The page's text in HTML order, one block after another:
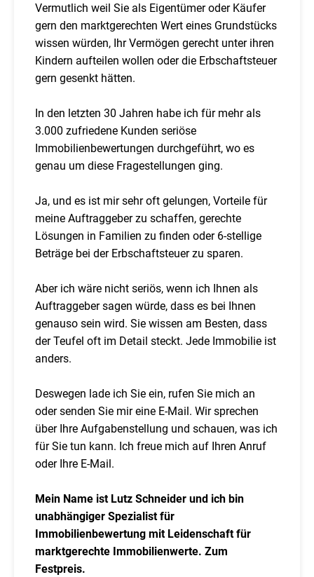
Vermutlich weil Sie als Eigentümer oder Käufer
gern den marktgerechten Wert eines Grundstücks
wissen würden, Ihr Vermögen gerecht unter ihren
Kindern aufteilen wollen oder die Erbschaftsteuer
gern gesenkt hätten.
In den letzten 30 Jahren habe ich für mehr als
3.000 zufriedene Kunden seriöse
Immobilienbewertungen durchgeführt, wo es
genau um diese Fragestellungen ging.
Ja, und es ist mir sehr oft gelungen, Vorteile für
meine Auftraggeber zu schaffen, gerechte
Lösungen in Familien zu finden oder 6-stellige
Beträge bei der Erbschaftsteuer zu sparen.
Aber ich wäre nicht seriös, wenn ich Ihnen als
Auftraggeber sagen würde, dass es bei Ihnen
genauso sein wird. Sie wissen am Besten, dass
der Teufel oft im Detail steckt. Jede Immobilie ist
anders.
Deswegen lade ich Sie ein, rufen Sie mich an
oder senden Sie mir eine E-Mail. Wir sprechen
über Ihre Aufgabenstellung und schauen, was ich
für Sie tun kann. Ich freue mich auf Ihren Anruf
oder Ihre E-Mail.
Mein Name ist Lutz Schneider und ich bin
unabhängiger Spezialist für
Immobilienbewertung mit Leidenschaft für
marktgerechte Immobilienwerte. Zum
Festpreis.